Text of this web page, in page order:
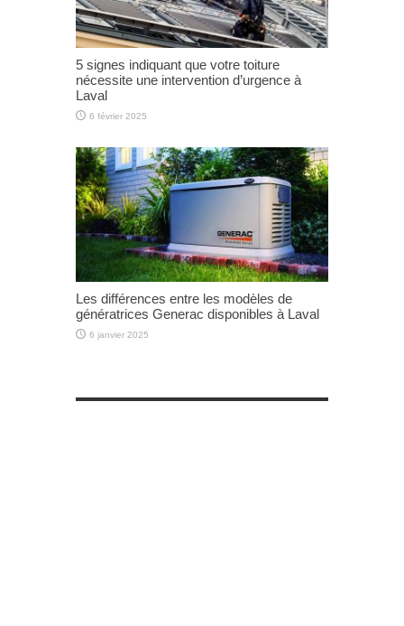
5 signes indiquant que votre toiture
nécessite une intervention d’urgence à
Laval
6 février 2025
Les différences entre les modèles de
génératrices Generac disponibles à Laval
6 janvier 2025